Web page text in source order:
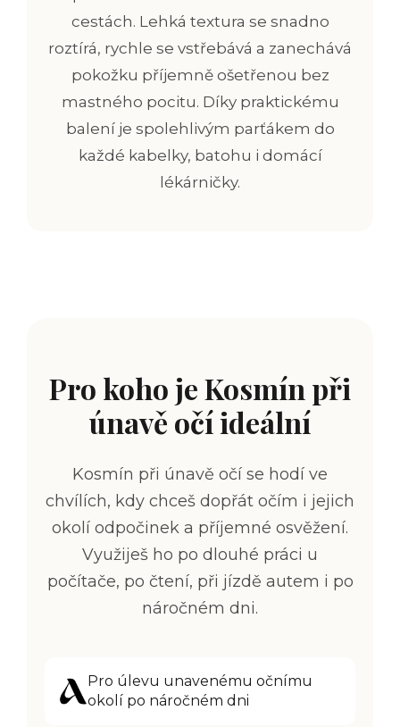
cestách. Lehká textura se snadno
roztírá, rychle se vstřebává a zanechává
pokožku příjemně ošetřenou bez
mastného pocitu. Díky praktickému
balení je spolehlivým parťákem do
každé kabelky, batohu i domácí
lékárničky.
Pro koho je Kosmín při
únavě očí ideální
Kosmín při únavě očí se hodí ve
chvílích, kdy chceš dopřát očím i jejich
okolí odpočinek a příjemné osvěžení.
Využiješ ho po dlouhé práci u
počítače, po čtení, při jízdě autem i po
náročném dni.
Pro úlevu unavenému očnímu
okolí po náročném dni